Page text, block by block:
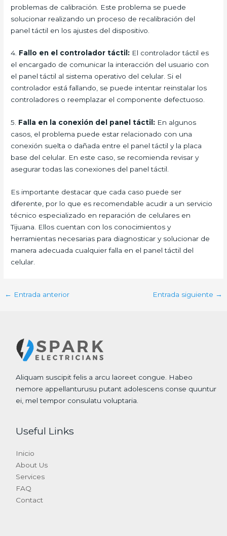
problemas de calibración. Este problema se puede
solucionar realizando un proceso de recalibración del
panel táctil en los ajustes del dispositivo.
4. Fallo en el controlador táctil: El controlador táctil es
el encargado de comunicar la interacción del usuario con
el panel táctil al sistema operativo del celular. Si el
controlador está fallando, se puede intentar reinstalar los
controladores o reemplazar el componente defectuoso.
5. Falla en la conexión del panel táctil: En algunos
casos, el problema puede estar relacionado con una
conexión suelta o dañada entre el panel táctil y la placa
base del celular. En este caso, se recomienda revisar y
asegurar todas las conexiones del panel táctil.
Es importante destacar que cada caso puede ser
diferente, por lo que es recomendable acudir a un servicio
técnico especializado en reparación de celulares en
Tijuana. Ellos cuentan con los conocimientos y
herramientas necesarias para diagnosticar y solucionar de
manera adecuada cualquier falla en el panel táctil del
celular.
← Entrada anterior Entrada siguiente →
Aliquam suscipit felis a arcu laoreet congue. Habeo
nemore appellanturusu putant adolescens conse quuntur
ei, mel tempor consulatu voluptaria.
Useful Links
Inicio
About Us
Services
FAQ
Contact